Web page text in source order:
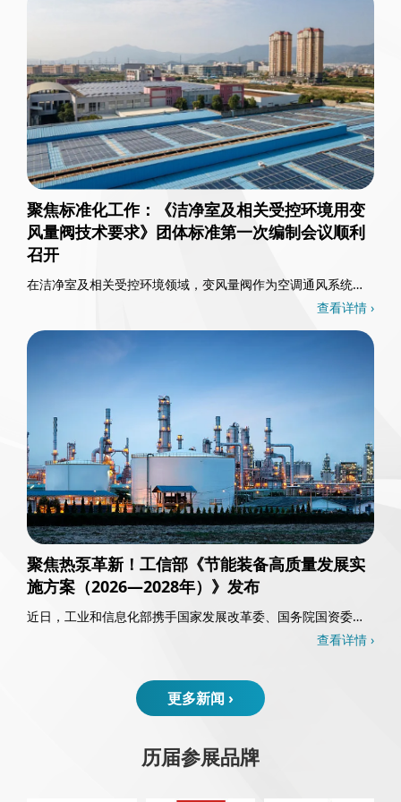
聚焦标准化工作：《洁净室及相关受控环境用变
风量阀技术要求》团体标准第一次编制会议顺利
召开
在洁净室及相关受控环境领域，变风量阀作为空调通风系统的
核心控制部件，其重要性不言而喻。3月26日，一……查看详情 ›
聚焦热泵革新！工信部《节能装备高质量发展实
施方案（2026—2028年）》发布
近日，工业和信息化部携手国家发展改革委、国务院国资委以
查看详情 ›
更多新闻 ›
历届参展品牌